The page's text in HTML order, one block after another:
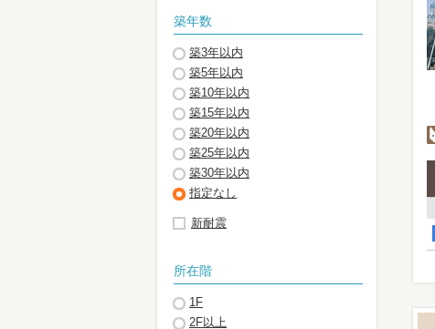
築年数
築3年以内
築5年以内
築10年以内
築15年以内
築20年以内
築25年以内
築30年以内
指定なし
新耐震
所在階
1F
2F以上